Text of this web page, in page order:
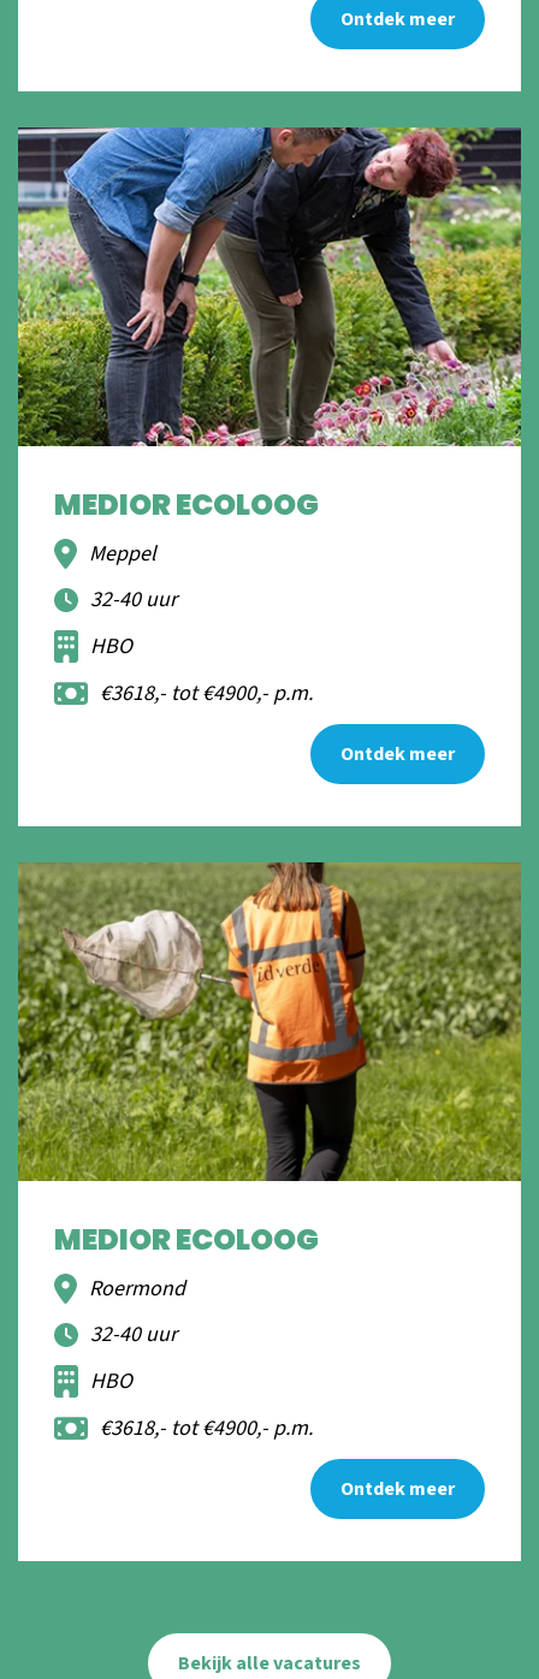
Ontdek meer
MEDIOR ECOLOOG
Meppel
32-40 uur
HBO
€3618,- tot €4900,- p.m.
Ontdek meer
MEDIOR ECOLOOG
Roermond
32-40 uur
HBO
€3618,- tot €4900,- p.m.
Ontdek meer
Bekijk alle vacatures